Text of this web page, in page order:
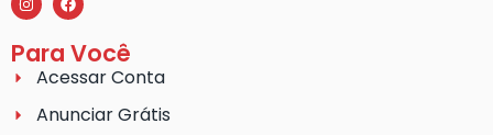
Para Você
Acessar Conta
Anunciar Grátis